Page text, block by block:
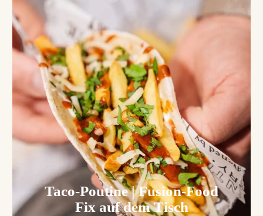
Taco-Poutine | Fusion-Food
Fix auf dem Tisch